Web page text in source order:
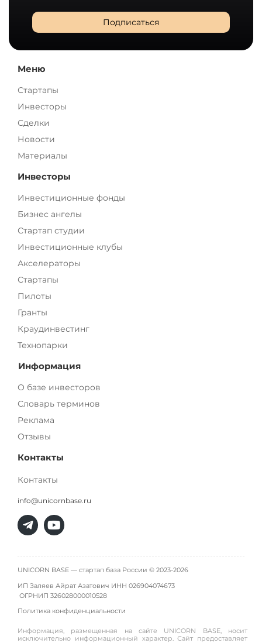
Подписаться
Меню
Стартапы
Инвесторы
Сделки
Новости
Материалы
Инвесторы
Инвестиционные фонды
Бизнес ангелы
Стартап студии
Инвестиционные клубы
Акселераторы
Стартапы
Пилоты
Гранты
Краудинвестинг
Технопарки
Информация
О базе инвесторов
Словарь терминов
Реклама
Отзывы
Контакты
Контакты
info@unicornbase.ru
UNICORN BASE — стартап база России © 2023-2026
ИП Заляев Айрат Азатович ИНН 026904074673
ОГРНИП 326028000010528
Политика конфиденциальности
Информация, размещенная на сайте UNICORN BASE, носит
исключительно информационный характер. Сайт предоставляет